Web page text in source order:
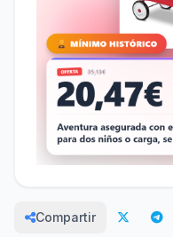
Compartir